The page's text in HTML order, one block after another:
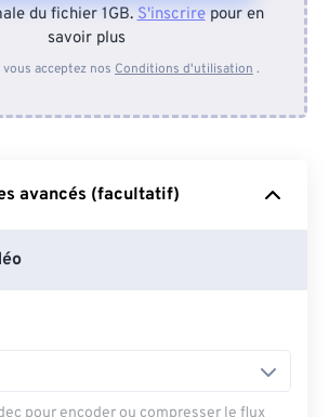
Depuis l'appareil
Google Drive
OneDrive
du fichier 1GB.S'inscrirepour en
savoir plus
acceptez nos Conditions d'utilisation .
avancés (facultatif)
pour encoder ou compresser le flux